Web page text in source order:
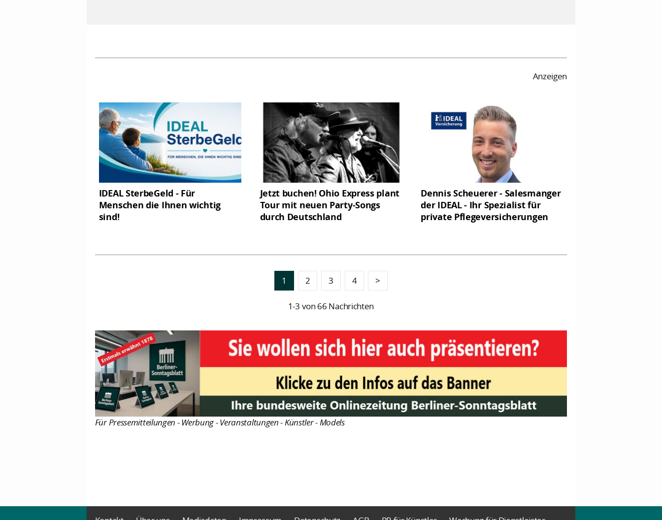
Anzeigen
IDEAL SterbeGeld - Für
Menschen die Ihnen wichtig
sind!
Jetzt buchen! Ohio Express plant
Tour mit neuen Party-Songs
durch Deutschland
Dennis Scheuerer - Salesmanger
der IDEAL - Ihr Spezialist für
private Pflegeversicherungen
1 2 3 4 >
1-3 von 66 Nachrichten
Für Pressemitteilungen - Werbung - Veranstaltungen - Künstler - Models